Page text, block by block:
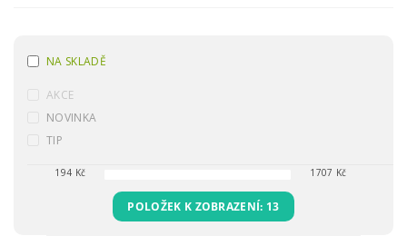
NA SKLADĚ
AKCE
NOVINKA
TIP
194 Kč 1707 Kč
POLOŽEK K ZOBRAZENÍ: 13